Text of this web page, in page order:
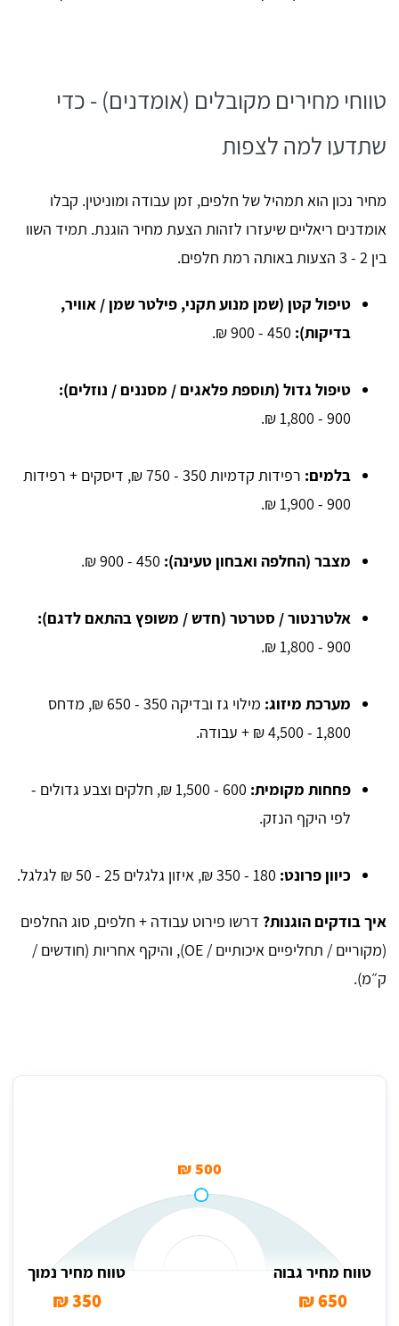
טווחי מחירים מקובלים (אומדנים) - כדי
שתדעו למה לצפות
מחיר נכון הוא תמהיל של חלפים, זמן עבודה ומוניטין. קבלו
אומדנים ריאליים שיעזרו לזהות הצעת מחיר הוגנת. תמיד השוו
בין 2 - 3 הצעות באותה רמת חלפים.
טיפול קטן (שמן מנוע תקני, פילטר שמן / אוויר,
בדיקות):
טיפול גדול (תוספת פלאגים / מסננים / נוזלים):
900 - 1,800 ₪.
בלמים:
רפידות קדמיות 350 - 750 ₪, דיסקים + רפידות
900 - 1,900 ₪.
מצבר (החלפה ואבחון טעינה):
אלטרנטור / סטרטר (חדש / משופץ בהתאם לדגם):
900 - 1,800 ₪.
מערכת מיזוג:
מילוי גז ובדיקה 350 - 650 ₪, מדחס
1,800 - 4,500 ₪ + עבודה.
פחחות מקומית:
600 - 1,500 ₪, חלקים וצבע גדולים -
לפי היקף הנזק.
כיוון פרונט:
איך בודקים הוגנות? דרשו פירוט עבודה + חלפים, סוג החלפים
(מקוריים / תחליפיים איכותיים / OE), והיקף אחריות (חודשים /
ק״מ).
500 ₪
טווח מחיר גבוה
650 ₪
טווח מחיר נמוך
350 ₪